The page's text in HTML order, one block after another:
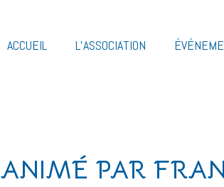
ACCUEIL L’ASSOCIATION
ANIMÉ PAR